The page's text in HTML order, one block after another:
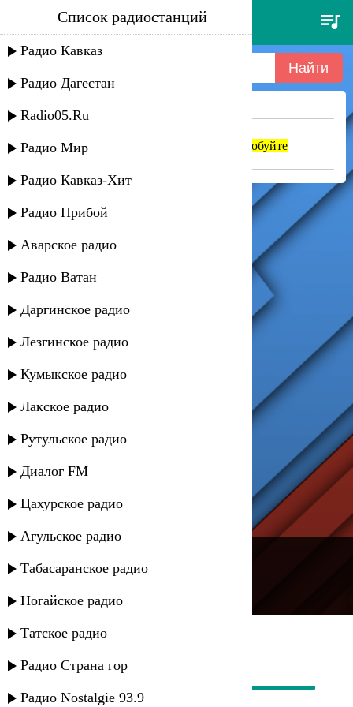
r.bar4o - serdze kroviu
oblivaetsya
Список радиостанций
Радио Кавказ
Радио Дагестан
Radio05.Ru
Радио Мир
Радио Кавказ-Хит
Радио Прибой
Аварское радио
Радио Ватан
Даргинское радио
Лезгинское радио
Кумыкское радио
Лакское радио
Рутульское радио
Диалог FM
Цахурское радио
Агульское радио
Табасаранское радио
Ногайское радио
Татское радио
Радио Страна гор
Радио Nostalgie 93.9
Ничего не найдено =(
Если название написано транслитом, попробуйте
поменять на русский. abc => абц
---
Русское радио